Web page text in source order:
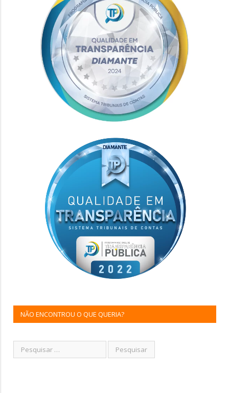
NÃO ENCONTROU O QUE QUERIA?